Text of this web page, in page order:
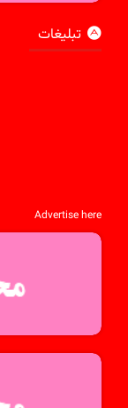
تبلیغات
Advertise here